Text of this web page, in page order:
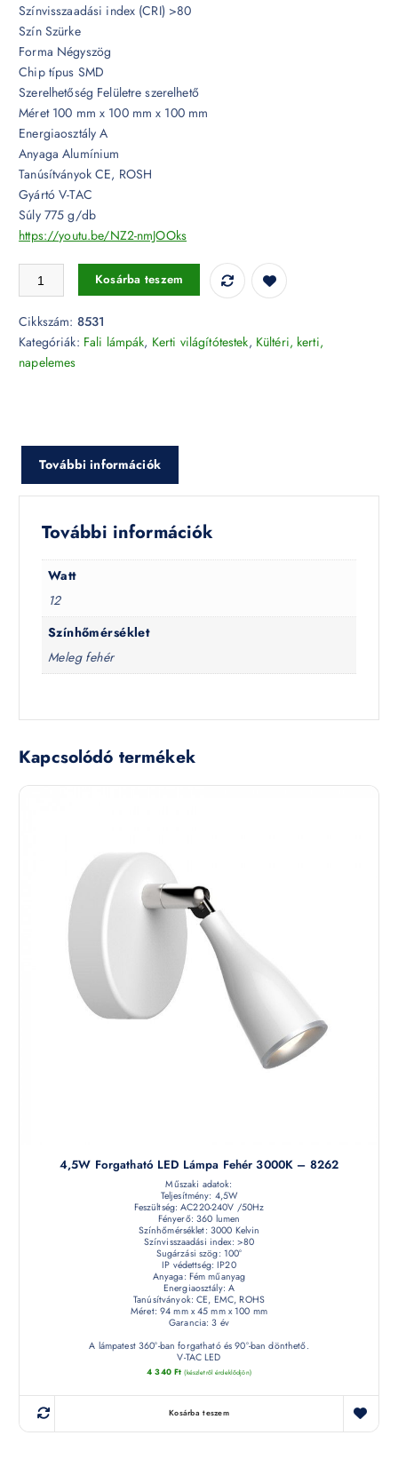
Színvisszaadási index (CRI) >80
Szín Szürke
Forma Négyszög
Chip típus SMD
Szerelhetőség Felületre szerelhető
Méret 100 mm x 100 mm x 100 mm
Energiaosztály A
Anyaga Alumínium
Tanúsítványok CE, ROSH
Gyártó V-TAC
Súly 775 g/db
https://youtu.be/NZ2-nmJOOks
12W Szürke rejtett fali lámpa IP65 3000K - 8531 mennyiség
Kosárba teszem
Cikkszám: 8531
Kategóriák: Fali lámpák, Kerti világítótestek, Kültéri, kerti,
napelemes
További információk
További információk
Watt
12
Színhőmérséklet
Meleg fehér
Kapcsolódó termékek
4,5W Forgatható LED Lámpa Fehér 3000K – 8262
Műszaki adatok:
Teljesítmény: 4,5W
Feszültség: AC220-240V /50Hz
Fényerő: 360 lumen
Színhőmérséklet: 3000 Kelvin
Színvisszaadási index: >80
Sugárzási szög: 100°
IP védettség: IP20
Anyaga: Fém műanyag
Energiaosztály: A
Tanúsítványok: CE, EMC, ROHS
Méret: 94 mm x 45 mm x 100 mm
Garancia: 3 év
A lámpatest 360°-ban forgatható és 90°-ban dönthető.
V-TAC LED
4 340 Ft (készletről érdeklődjön)
Kosárba teszem